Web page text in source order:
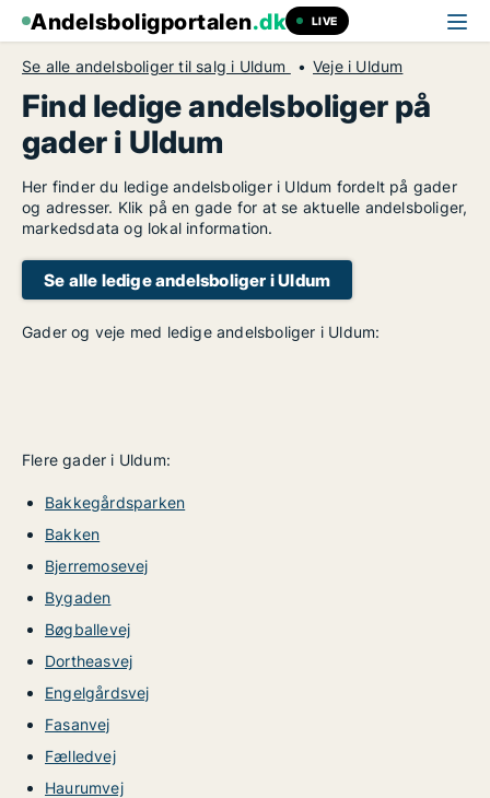
Andelsboligportalen.dk LIVE
Se alle andelsboliger til salg i Uldum Veje i Uldum
Find ledige andelsboliger på
gader i Uldum
Her finder du ledige andelsboliger i Uldum fordelt på gader
og adresser. Klik på en gade for at se aktuelle andelsboliger,
markedsdata og lokal information.
Se alle ledige andelsboliger i Uldum
Gader og veje med ledige andelsboliger i Uldum:
Flere gader i Uldum:
Bakkegårdsparken
Bakken
Bjerremosevej
Bygaden
Bøgballevej
Dortheasvej
Engelgårdsvej
Fasanvej
Fælledvej
Haurumvej